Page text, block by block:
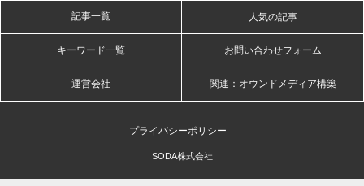
記事一覧 人気の記事
キーワード一覧 お問い合わせフォーム
運営会社 関連：オウンドメディア構築
プライバシーポリシー
SODA株式会社